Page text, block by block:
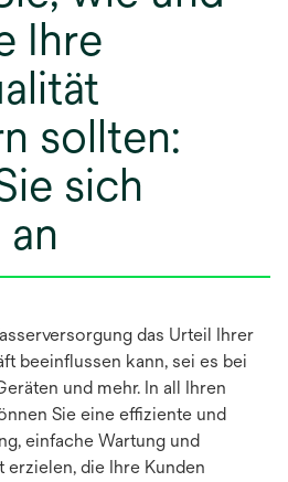
Ihre
sollten:
sich
an
das Urteil Ihrer
beeinflussen kann, sei es bei
und mehr. In all Ihren
Sie eine effiziente und
einfache Wartung und
die Ihre Kunden